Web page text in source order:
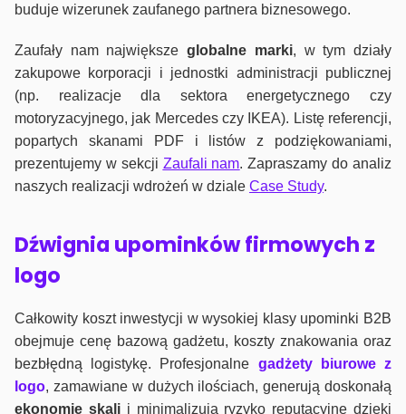
buduje wizerunek zaufanego partnera biznesowego.
Zaufały nam największeglobalne marki, w tym działy
zakupowe korporacji i jednostki administracji publicznej
(np. realizacje dla sektora energetycznego czy
motoryzacyjnego, jak Mercedes czy IKEA). Listę referencji,
popartych skanami PDF i listów z podziękowaniami,
prezentujemy w sekcji Zaufali nam. Zapraszamy do analiz
naszych realizacji wdrożeń w dziale Case Study.
Dźwignia upominków firmowych z
logo
Całkowity koszt inwestycji w wysokiej klasy upominki B2B
obejmuje cenę bazową gadżetu, koszty znakowania oraz
bezbłędną logistykę. Profesjonalne gadżety biurowe z
logo, zamawiane w dużych ilościach, generują doskonałą
ekonomię skalii minimalizują ryzyko reputacyjne dzięki